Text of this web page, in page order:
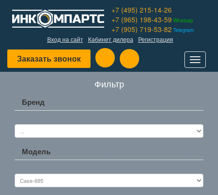
+7 (495) 215-14-26
+7 (965) 198-43-59 Whatsap
+7 (905) 719-53-82 Telegram
Вход на сайт Кабинет дилера Регистрация
Заказать звонок
Toggle
Фильтр
Бренд
Модель